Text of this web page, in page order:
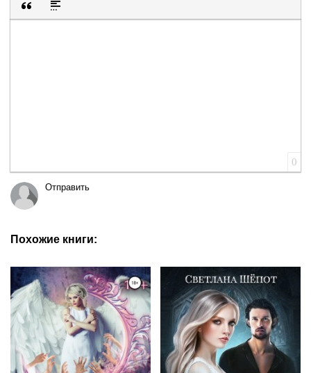
Вставка цитаты
Вставка спойлера
0
Отправить
Похожие книги: